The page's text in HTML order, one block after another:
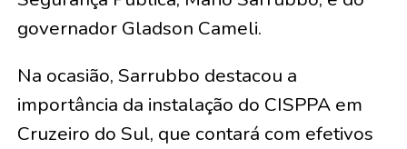
governador Gladson Cameli.
Na ocasião, Sarrubbo destacou a
importância da instalação do CISPPA em
Cruzeiro do Sul, que contará com efetivos